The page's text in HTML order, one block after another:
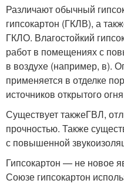
Различают обычный
гипсокартон (ГКЛВ), а
ГКЛО. Влагостойкий
работ в помещениях с
в воздухе (например, в).
применяется в отделке
источников открытого
Существует такжеГВЛ,
прочностью. Также
с повышенной
Гипсокартон — не новое
Союзе гипсокартон